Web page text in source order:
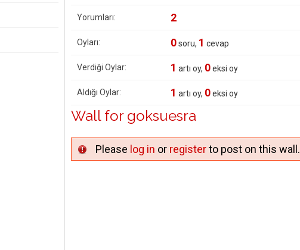
Yorumları: 2
Oyları: 0soru, 1 cevap
Verdiği Oylar: 1 artı oy, 0eksi oy
Aldığı Oylar: 1 artı oy, 0eksi oy
Wall for goksuesra
Please log in or registerto post on this wall.